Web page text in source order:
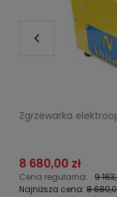
Zgrzewarka
8 680,00 zł
Cena regularna:
9
Najniższa cena: 8